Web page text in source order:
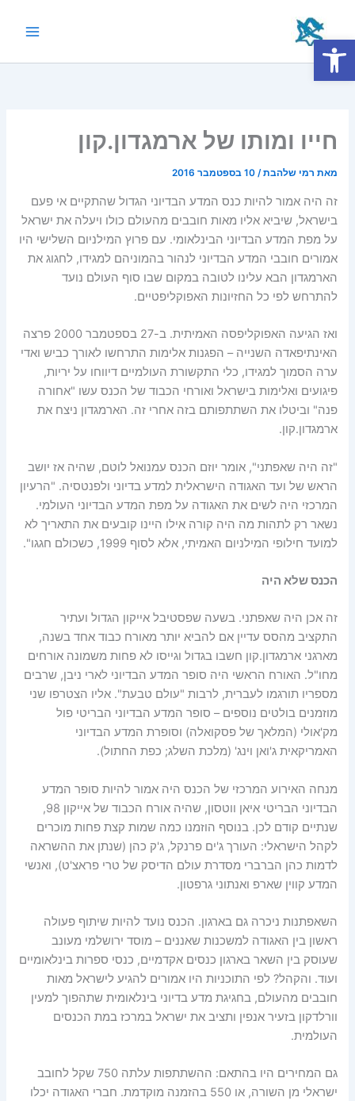
חייו ומותו של ארמגדון.קון
מאת רמי שלהבת/10 בספטמבר 2016
זה היה אמור להיות כנס המדע הבדיוני הגדול שהתקיים אי פעם
בישראל, שיביא אליו מאות חובבים מהעולם כולו ויעלה את ישראל
על מפת המדע הבדיוני הבינלאומי. עם פרוץ המילניום השלישי היו
אמורים חובבי המדע הבדיוני לנהור בהמוניהם למגידו, לחגוג את
הארמגדון הבא עלינו לטובה במקום שבו סוף העולם נועד
להתרחש לפי כל החזיונות האפוקליפטיים.
ואז הגיעה האפוקליפסה האמיתית. ב-27 בספטמבר 2000 פרצה
האינתיפאדה השנייה – הפגנות אלימות התרחשו לאורך כביש ואדי
ערה הסמוך למגידו, כלי התקשורת העולמיים דיווחו על יריות,
פיגועים ואלימות בישראל ואורחי הכבוד של הכנס עשו "אחורה
פנה" וביטלו את השתתפותם בזה אחרי זה. הארמגדון ניצח את
ארמגדון.קון.
"זה היה שאפתני", אומר יוזם הכנס עמנואל לוטם, שהיה אז יושב
הראש של ועד האגודה הישראלית למדע בדיוני ולפנטסיה. "הרעיון
המרכזי היה לשים את האגודה על מפת המדע הבדיוני העולמי.
נשאר רק לתהות מה היה קורה אילו היינו קובעים את התאריך לא
למועד חילופי המילניום האמיתי, אלא לסוף 1999, כשכולם חגגו".
הכנס שלא היה
זה אכן היה שאפתני. בשעה שפסטיבל אייקון הגדול ועתיר
התקציב מהסס עדיין אם להביא יותר מאורח כבוד אחד בשנה,
מארגני ארמגדון.קון חשבו בגדול וגייסו לא פחות משמונה אורחים
מחו"ל. האורח הראשי היה סופר המדע הבדיוני לארי ניבן, שרבים
מספריו תורגמו לעברית, לרבות "עולם טבעת". אליו הצטרפו שני
מוזמנים בולטים נוספים – סופר המדע הבדיוני הבריטי פול
מק'אולי (המלאך של פסקואלה) וסופרת המדע הבדיוני
האמריקאית ג'ואן וינג' (מלכת השלג; כפת החתול).
מנחה האירוע המרכזי של הכנס היה אמור להיות סופר המדע
הבדיוני הבריטי איאן ווטסון, שהיה אורח הכבוד של אייקון 98,
שנתיים קודם לכן. בנוסף הוזמנו כמה שמות קצת פחות מוכרים
לקהל הישראלי: העורך ג'ים פרנקל, ג'ק כהן (שנתן את ההשראה
לדמות כהן הברברי מסדרת עולם הדיסק של טרי פראצ'ט), ואנשי
המדע קווין שארפ ואנתוני גרפטון.
השאפתנות ניכרה גם בארגון. הכנס נועד להיות שיתוף פעולה
ראשון בין האגודה למשכנות שאננים – מוסד ירושלמי מעונב
שעוסק בין השאר בארגון כנסים אקדמיים, כנסי ספרות בינלאומיים
ועוד. והקהל? לפי התוכניות היו אמורים להגיע לישראל מאות
חובבים מהעולם, בחגיגת מדע בדיוני בינלאומית שתהפוך למעין
וורלדקון בזעיר אנפין ותציב את ישראל במרכז במת הכנסים
העולמית.
גם המחירים היו בהתאם: ההשתתפות עלתה 750 שקל לחובב
ישראלי מן השורה, או 550 בהזמנה מוקדמת. חברי האגודה יכלו
פתח סרגל נגישות